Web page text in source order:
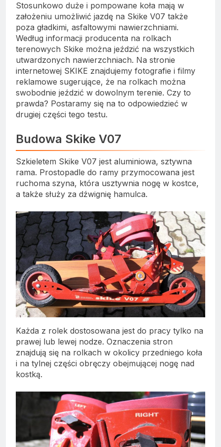
Stosunkowo duże i pompowane koła mają w
założeniu umożliwić jazdę na Skike V07 także
poza gładkimi, asfaltowymi nawierzchniami.
Według informacji producenta na rolkach
terenowych Skike można jeździć na wszystkich
utwardzonych nawierzchniach. Na stronie
internetowej SKIKE znajdujemy fotografie i filmy
reklamowe sugerujące, że na rolkach można
swobodnie jeździć w dowolnym terenie. Czy to
prawda? Postaramy się na to odpowiedzieć w
drugiej części tego testu.
Budowa Skike V07
Szkieletem Skike V07 jest aluminiowa, sztywna
rama. Prostopadle do ramy przymocowana jest
ruchoma szyna, która usztywnia nogę w kostce,
a także służy za dźwignię hamulca.
Każda z rolek dostosowana jest do pracy tylko na
prawej lub lewej nodze. Oznaczenia stron
znajdują się na rolkach w okolicy przedniego koła
i na tylnej części obręczy obejmującej nogę nad
kostką.